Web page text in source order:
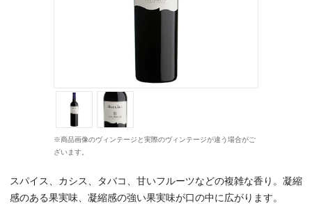
※商品画像のヴィンテージと実際のヴィンテージが違う場合がご
ざいます。
スパイス、カシス、タバコ、甘いフルーツなどの複雑な香り。凝縮
感のある果実味、凝縮感の強い果実味が口の中に広がります。